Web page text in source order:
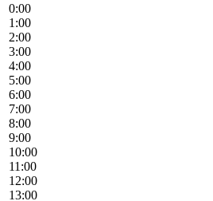
0:00
1:00
2:00
3:00
4:00
5:00
6:00
7:00
8:00
9:00
10:00
11:00
12:00
13:00